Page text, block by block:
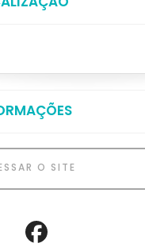
O SITE